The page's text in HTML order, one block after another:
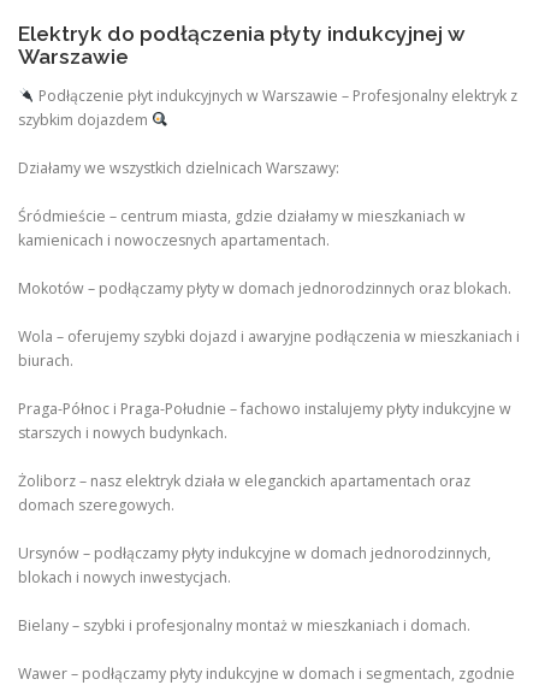
Elektryk do podłączenia płyty indukcyjnej w
Warszawie
Podłączenie płyt indukcyjnych w Warszawie – Profesjonalny elektryk z
szybkim dojazdem
Działamy we wszystkich dzielnicach Warszawy:
Śródmieście – centrum miasta, gdzie działamy w mieszkaniach w
kamienicach i nowoczesnych apartamentach.
Mokotów – podłączamy płyty w domach jednorodzinnych oraz blokach.
Wola – oferujemy szybki dojazd i awaryjne podłączenia w mieszkaniach i
biurach.
Praga-Północ i Praga-Południe – fachowo instalujemy płyty indukcyjne w
starszych i nowych budynkach.
Żoliborz – nasz elektryk działa w eleganckich apartamentach oraz
domach szeregowych.
Ursynów – podłączamy płyty indukcyjne w domach jednorodzinnych,
blokach i nowych inwestycjach.
Bielany – szybki i profesjonalny montaż w mieszkaniach i domach.
Wawer – podłączamy płyty indukcyjne w domach i segmentach, zgodnie